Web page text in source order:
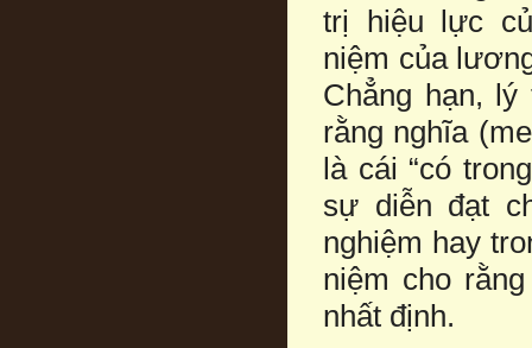
trị hiệu lực
niệm của
Chẳng hạn,
rằng nghĩa
là cái “có
sự diễn đạt
nghiệm hay
niệm cho
nhất định.